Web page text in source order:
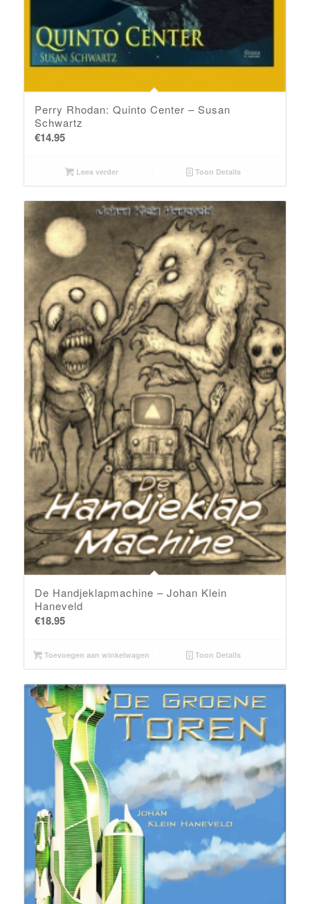
Perry Rhodan: Quinto Center – Susan
Schwartz
€14.95
Lees verder Toon Details
De Handjeklapmachine – Johan Klein
Haneveld
€18.95
Toevoegen aan winkelwagen Toon Details